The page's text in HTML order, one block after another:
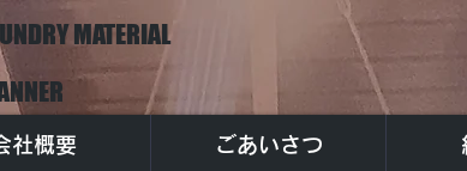
MATERIAL
社概要 ごあいさつ